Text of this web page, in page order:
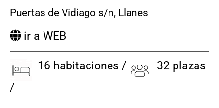
Puertas de Vidiago s/n, Llanes
ir a WEB
16 habitaciones /
32 plazas
/